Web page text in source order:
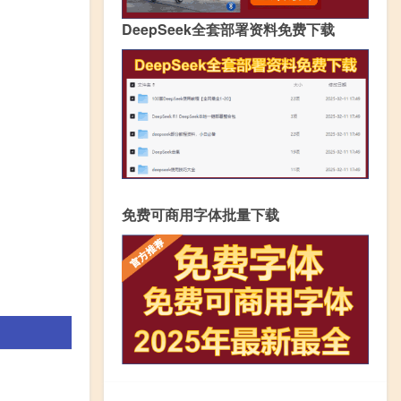
DeepSeek全套部署资料免费下载
免费可商用字体批量下载